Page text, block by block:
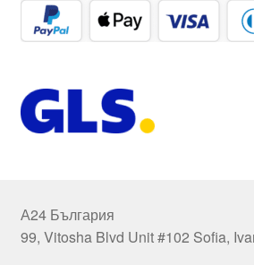
А24 България
99, Vitosha Blvd Unit #102 Sofia,